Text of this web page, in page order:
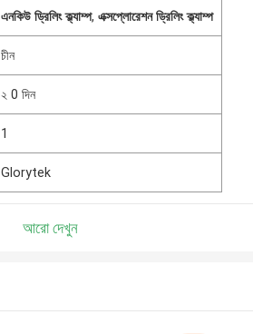
এনকিউ ড্রিলিং ক্ল্যাম্প,এক্সপ্লোরেশন ড্রিলিং ক্ল্যাম্প
চীন
২ 0 দিন
1
Glorytek
আরো দেখুন